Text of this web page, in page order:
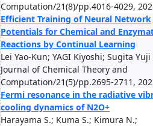
Computation/21(8)/pp.4016-4029,
Efficient Training of Neural Network
Potentials for Chemical and
Reactions by Continual Learning
Lei Yao-Kun; YAGI Kiyoshi; Sugita Yuji
Journal of Chemical Theory and
Computation/21(5)/pp.2695-2711,
Fermi resonance in the radiative
cooling dynamics of N2O+
Harayama S.; Kuma S.; Kimura N.;